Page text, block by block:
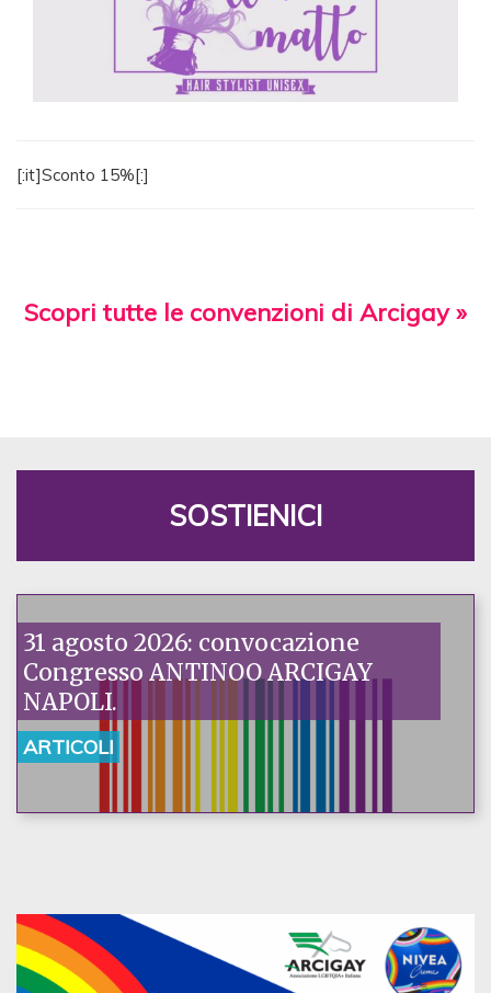
[:it]Sconto 15%[:]
Scopri tutte le convenzioni di Arcigay »
SOSTIENICI
31 agosto 2026: convocazione
Congresso ANTINOO ARCIGAY
NAPOLI.
ARTICOLI